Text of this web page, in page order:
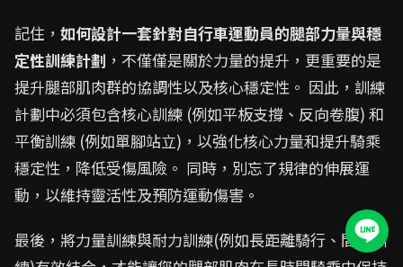
記住， 如何設計一套針對自行車運動員的腿部力量與穩
定性訓練計劃 ，不僅僅是關於力量的提升，更重要的是
提升腿部肌肉群的協調性以及核心穩定性。 因此，訓練
計劃中必須包含核心訓練 (例如平板支撐、反向卷腹) 和
平衡訓練 (例如單腳站立)，以強化核心力量和提升騎乘
穩定性，降低受傷風險。 同時，別忘了規律的伸展運
動，以維持靈活性及預防運動傷害。
最後，將力量訓練與耐力訓練(例如長距離騎行、間歇訓